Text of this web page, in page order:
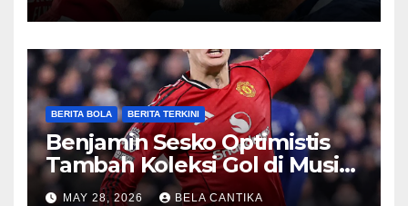
BERITA BOLA BERITA TERKINI
Benjamin Sesko Optimistis
Tambah Koleksi Gol di Musim
2026/27
MAY 28, 2026 BELA CANTIKA